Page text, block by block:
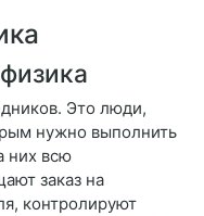
Это люди,
нужно выполнить
них всю
заказ на
контролируют